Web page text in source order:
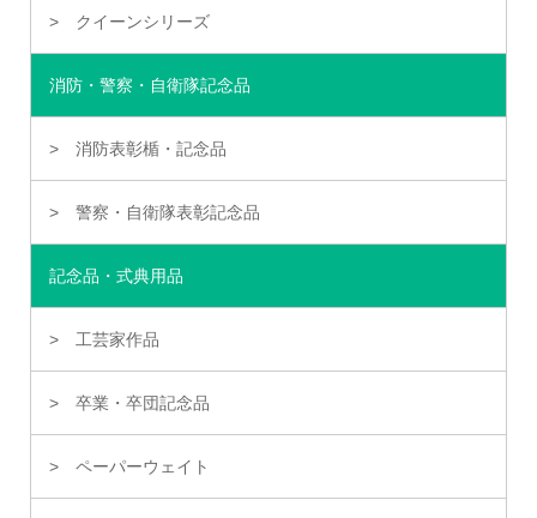
クイーンシリーズ
消防・警察・自衛隊記念品
消防表彰楯・記念品
警察・自衛隊表彰記念品
記念品・式典用品
工芸家作品
卒業・卒団記念品
ペーパーウェイト